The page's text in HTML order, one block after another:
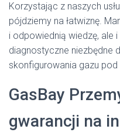
Korzystając z naszych
pójdziemy na łatwiznę.
i odpowiednią wiedzę, ale
diagnostyczne niezbędne
skonfigurowania gazu pod
GasBay
gwarancji na